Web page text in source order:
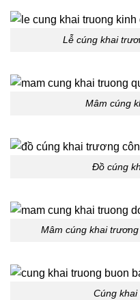
Lễ cúng khai
Mâm cúng
Đồ cúng
Mâm cúng khai
Cúng